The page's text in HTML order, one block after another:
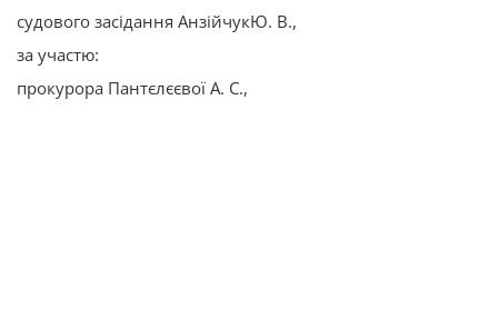
судового засідання АнзійчукЮ. В.,
за участю:
прокурора Пантєлєєвої А. С.,